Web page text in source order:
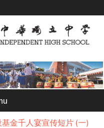
金千人宴宣传短片 (一)